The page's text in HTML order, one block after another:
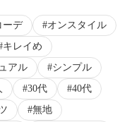
ーデ
オンスタイル
キレイめ
アル
シンプル
30代
40代
無地